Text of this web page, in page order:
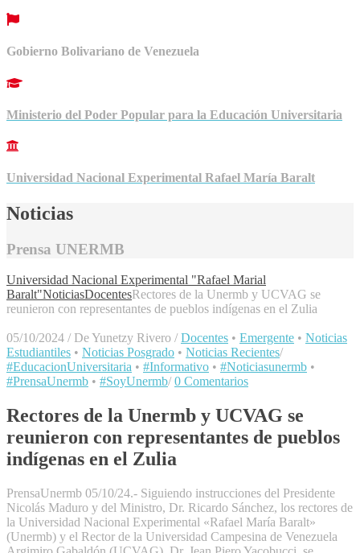
Gobierno Bolivariano de Venezuela
Ministerio del Poder Popular para la Educación Universitaria
Universidad Nacional Experimental Rafael María Baralt
Noticias
Prensa UNERMB
Universidad Nacional Experimental "Rafael Marial
Baralt"NoticiasDocentesRectores de la Unermb y UCVAG se
reunieron con representantes de pueblos indígenas en el Zulia
05/10/2024 / De Yunetzy Rivero / Docentes • Emergente • Noticias
Estudiantiles • Noticias Posgrado • Noticias Recientes/
#EducacionUniversitaria • #Informativo • #Noticiasunermb •
#PrensaUnermb • #SoyUnermb/ 0 Comentarios
Rectores de la Unermb y UCVAG se
reunieron con representantes de pueblos
indígenas en el Zulia
PrensaUnermb 05/10/24.- Siguiendo instrucciones del Presidente
Nicolás Maduro y del Ministro, Dr. Ricardo Sánchez, los rectores de
la Universidad Nacional Experimental «Rafael María Baralt»
(Unermb) y el Rector de la Universidad Campesina de Venezuela